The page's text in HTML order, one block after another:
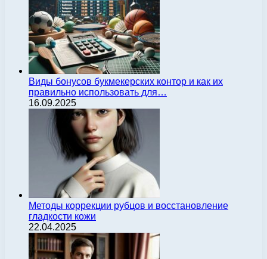
Виды бонусов букмекерских контор и как их
правильно использовать для…
16.09.2025
Методы коррекции рубцов и восстановление
гладкости кожи
22.04.2025